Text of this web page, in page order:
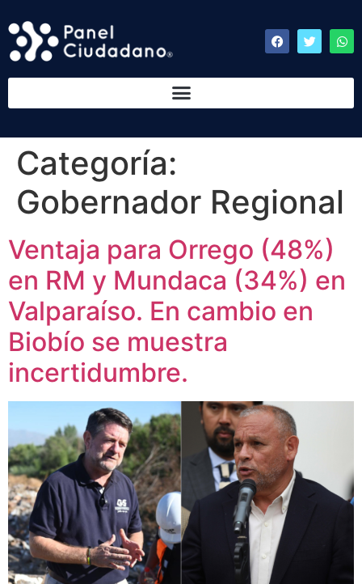
Categoría:
Gobernador Regional
Ventaja para Orrego (48%)
en RM y Mundaca (34%) en
Valparaíso. En cambio en
Biobío se muestra
incertidumbre.